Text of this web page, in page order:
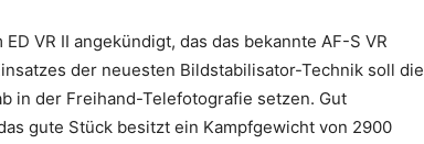
VR II angekündigt, das das bekannte AF-S VR
der neuesten Bildstabilisator-Technik soll die
in der Freihand-Telefotografie setzen. Gut
gute Stück besitzt ein Kampfgewicht von 2900